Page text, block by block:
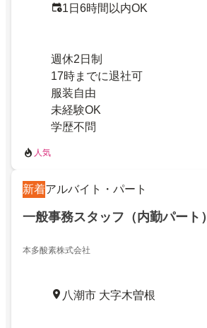
1日6時間以内OK
週休2日制
17時までに退社可
服装自由
未経験OK
学歴不問
人気
新着アルバイト・パート
一般事務スタッフ（内勤パート）
本多酸素株式会社
八潮市 大字木曽根